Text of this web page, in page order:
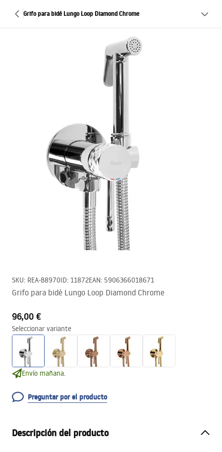
Grifo para bidé Lungo Loop Diamond Chrome
SKU: REA-B8970ID: 11872EAN: 5906366018671
Grifo para bidé Lungo Loop Diamond Chrome
96,00 €
Seleccionar variante
Envío mañana.
Preguntar por el producto
Descripción del producto